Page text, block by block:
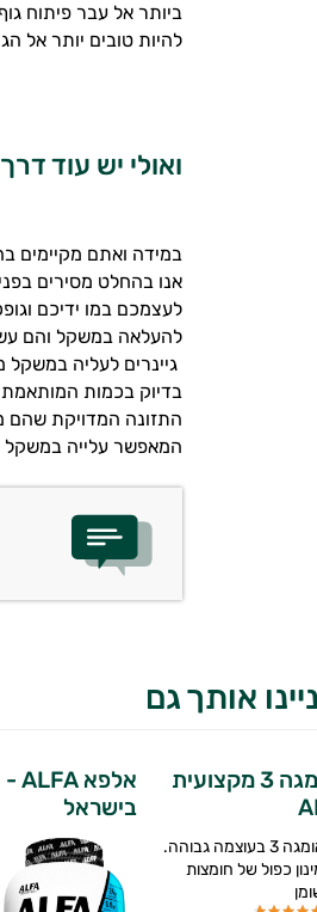
ביותר אל עבר פיתוח
להיות טובים יותר אל
ואולי יש עוד
במידה ואתם מקיימים
אנו בהחלט מסירים
לעצמכם במו ידיכם
להעלאה במשקל והם
גיינרים לעליה במשקל
בדיוק בכמות המותאמת
התזונה המדויקת שהם
המאפשר עלייה במשקל
אותך גם
אלפא אומגה - אומגה 3 מקצועית
אומגה 3 בעוצמה גבוהה.
כפול של חומצות
בישראל